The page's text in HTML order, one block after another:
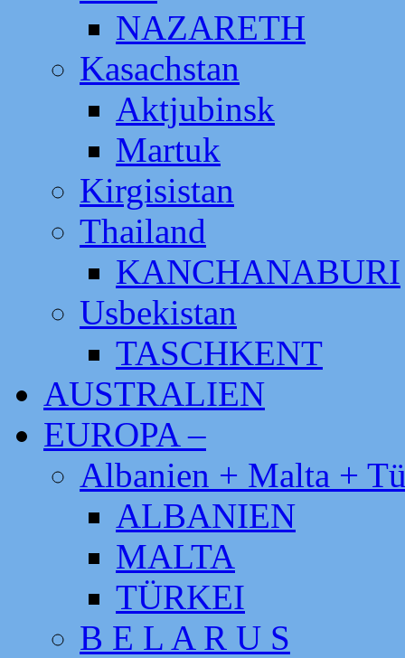
NAZARETH
Kasachstan
Aktjubinsk
Martuk
Kirgisistan
Thailand
KANCHANABURI
Usbekistan
TASCHKENT
AUSTRALIEN
EUROPA –
Albanien + Malta +
ALBANIEN
MALTA
TÜRKEI
B E L A R U S